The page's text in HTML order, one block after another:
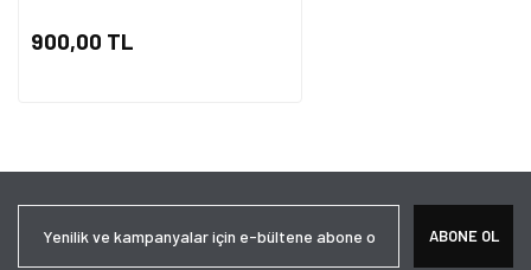
900,00 TL
ABONE OL